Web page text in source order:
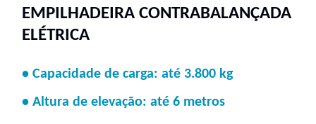
EMPILHADEIRA CONTRABALANÇADA
ELÉTRICA
• Capacidade de carga: até 3.800 kg
• Altura de elevação: até 6 metros